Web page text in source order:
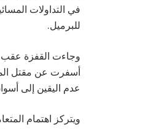
للبرميل.
وجاءت القفزة عقب
أسفرت عن مقتل
عدم اليقين إلى